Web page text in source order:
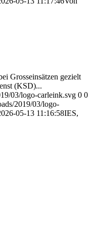
Grosseinsätzen gezielt
(KSD)...
03/logo-carleink.svg 0 0
2019/03/logo-
05-13 11:16:58IES,